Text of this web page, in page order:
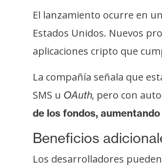
e
c
r
o
s
o
n
El lanzamiento ocurre en
Estados Unidos. Nuevos
aplicaciones cripto que
La compañía señala que
SMS u OAuth, pero con
de los fondos,
Beneficios
Los desarrolladores